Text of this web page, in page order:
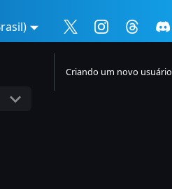
Criando um novo usuário